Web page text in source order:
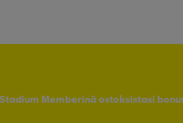
Memberinä ostoksistasi